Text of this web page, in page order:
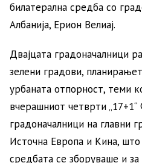
билатерална средба со
Албанија, Ерион Велиај.
Двајцата градоначалници
зелени градови,
урбаната отпорност, теми
вчерашниот четврти
градоначалници на главни
Источна Европа и Кина,
средбата се зборуваше и